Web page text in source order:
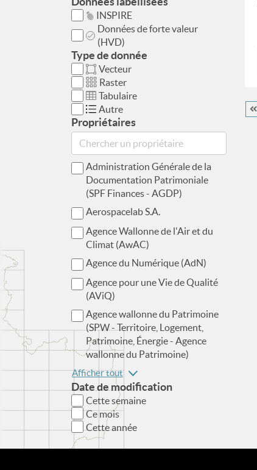
INSPIRE
Données de forte valeur
(HVD)
Type de donnée
Vecteur
Raster
Tabulaire
Autre
Propriétaires
Administration Générale de la
Documentation Patrimoniale
(SPF Finances - AGDP)
Aerospacelab S.A.
Agence Wallonne de l'Air et du
Climat (AwAC)
Agence du Numérique (AdN)
Agence pour une Vie de Qualité
(AViQ)
Agence wallonne du Patrimoine
(SPW - Territoire, Logement,
Patrimoine, Énergie - Agence
wallonne du Patrimoine)
Afficher tout
Date de modification
Cette semaine
Ce mois
Cette année